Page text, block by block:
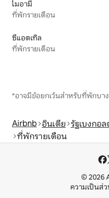
ไมอามี
ที่พักรายเดือน
ซีแอตเทิล
ที่พักรายเดือน
*อาจมีข้อยกเว้นสำหรับที่พักบา
Airbnb อินเดีย รัฐเบงกอ
ที่พักรายเดือน
© 2026
ความเป็นส่